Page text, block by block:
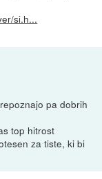
si.h...
pa dobrih
top hitrost
za tiste, ki bi